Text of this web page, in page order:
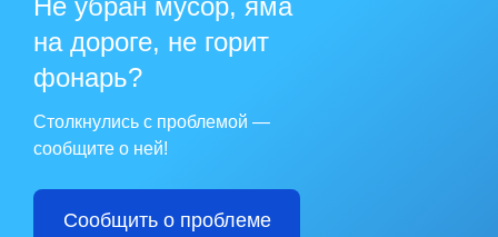
Не убран мусор, яма
на дороге, не горит
фонарь?
Столкнулись с проблемой —
сообщите о ней!
Сообщить о проблеме